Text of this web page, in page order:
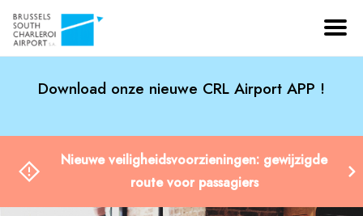
Download onze nieuwe CRL Airport APP !
Nieuwe veiligheidsvoorzieningen: gewijzigde
route voor passagiers